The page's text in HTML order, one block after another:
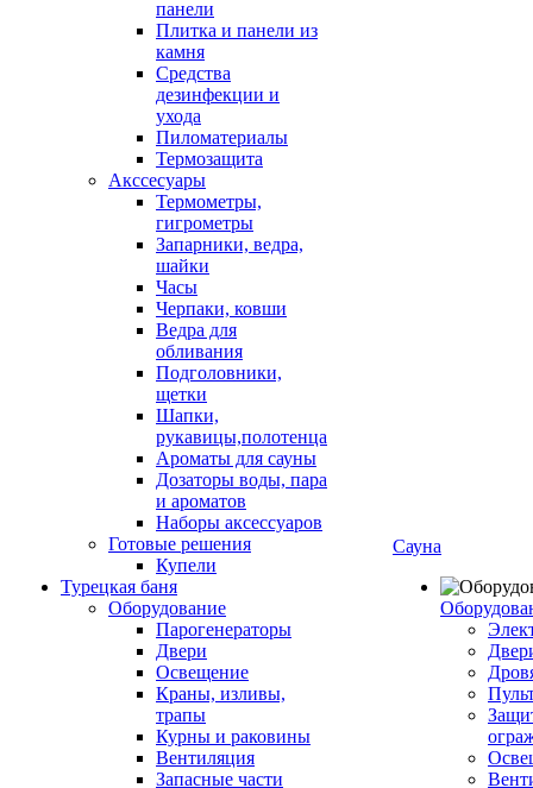
панели
Плитка и панели из
камня
Средства
дезинфекции и
ухода
Пиломатериалы
Термозащита
Аксcесуары
Термометры,
гигрометры
Запарники, ведра,
шайки
Часы
Черпаки, ковши
Ведра для
обливания
Подголовники,
щетки
Шапки,
рукавицы,полотенца
Ароматы для сауны
Дозаторы воды, пара
и ароматов
Наборы аксессуаров
Готовые решения
Купели
Турецкая баня
Оборудование
Парогенераторы
Двери
Освещение
Краны, изливы,
трапы
Курны и раковины
Вентиляция
Запасные части
Сауна